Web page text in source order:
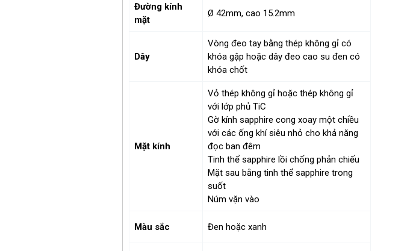
Đường kính
mặt
Ø 42mm, cao 15.2mm
Dây
Vòng đeo tay bằng thép không gỉ có
khóa gập hoặc dây đeo cao su đen có
khóa chốt
Mặt kính
Vỏ thép không gỉ hoặc thép không gỉ
với lớp phủ TiC
Gờ kính sapphire cong xoay một chiều
với các ống khí siêu nhỏ cho khả năng
đọc ban đêm
Tinh thể sapphire lồi chống phản chiếu
Mặt sau bằng tinh thể sapphire trong
suốt
Núm vặn vào
Màu sắc Đen hoặc xanh